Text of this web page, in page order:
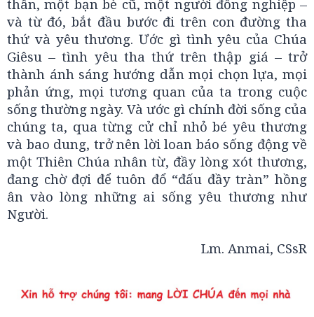
thân, một bạn bè cũ, một người đồng nghiệp –
và từ đó, bắt đầu bước đi trên con đường tha
thứ và yêu thương. Ước gì tình yêu của Chúa
Giêsu – tình yêu tha thứ trên thập giá – trở
thành ánh sáng hướng dẫn mọi chọn lựa, mọi
phản ứng, mọi tương quan của ta trong cuộc
sống thường ngày. Và ước gì chính đời sống của
chúng ta, qua từng cử chỉ nhỏ bé yêu thương
và bao dung, trở nên lời loan báo sống động về
một Thiên Chúa nhân từ, đầy lòng xót thương,
đang chờ đợi để tuôn đổ “đấu đầy tràn” hồng
ân vào lòng những ai sống yêu thương như
Người.
Lm. Anmai, CSsR